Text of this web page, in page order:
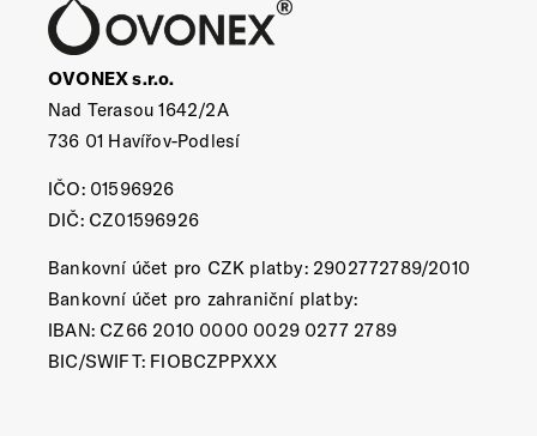
OVONEX s.r.o.
Nad Terasou 1642/2A
736 01 Havířov-Podlesí
IČO: 01596926
DIČ: CZ01596926
Bankovní účet pro CZK platby: 2902772789/2010
Bankovní účet pro zahraniční platby:
IBAN: CZ66 2010 0000 0029 0277 2789
BIC/SWIFT: FIOBCZPPXXX